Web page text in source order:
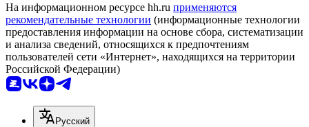
На информационном ресурсе hh.ru применяются
рекомендательные технологии (информационные технологии
предоставления информации на основе сбора, систематизации
и анализа сведений, относящихся к предпочтениям
пользователей сети «Интернет», находящихся на территории
Российской Федерации)
Русский